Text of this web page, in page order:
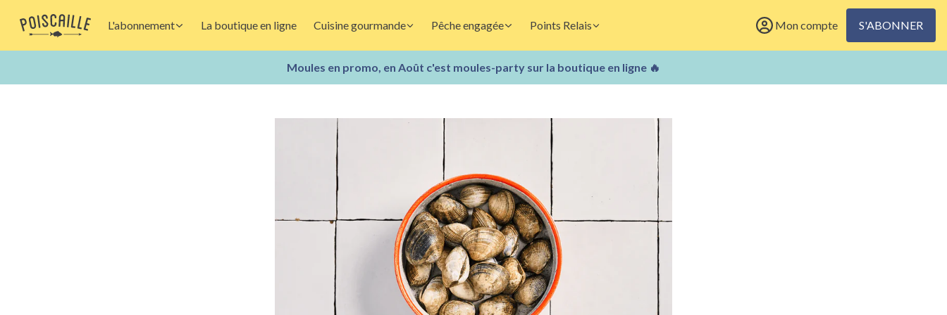
L'abonnement La boutique en ligne Cuisine gourmande Pêche engagée Points Relais Mon compte S'ABONNER
Moules en promo, en Août c'est moules-party sur la boutique en ligne 🔥